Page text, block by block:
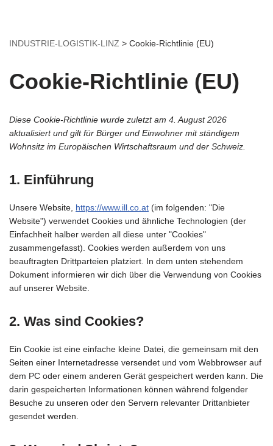
Inhalt
INDUSTRIE-LOGISTIK-LINZ > Cookie-Richtlinie (EU)
Cookie-Richtlinie (EU)
Diese Cookie-Richtlinie wurde zuletzt am 4. August 2026
aktualisiert und gilt für Bürger und Einwohner mit ständigem
Wohnsitz im Europäischen Wirtschaftsraum und der Schweiz.
1. Einführung
Unsere Website, https://www.ill.co.at (im folgenden: "Die
Website") verwendet Cookies und ähnliche Technologien (der
Einfachheit halber werden all diese unter "Cookies"
zusammengefasst). Cookies werden außerdem von uns
beauftragten Drittparteien platziert. In dem unten stehendem
Dokument informieren wir dich über die Verwendung von Cookies
auf unserer Website.
2. Was sind Cookies?
Ein Cookie ist eine einfache kleine Datei, die gemeinsam mit den
Seiten einer Internetadresse versendet und vom Webbrowser auf
dem PC oder einem anderen Gerät gespeichert werden kann. Die
darin gespeicherten Informationen können während folgender
Besuche zu unseren oder den Servern relevanter Drittanbieter
gesendet werden.